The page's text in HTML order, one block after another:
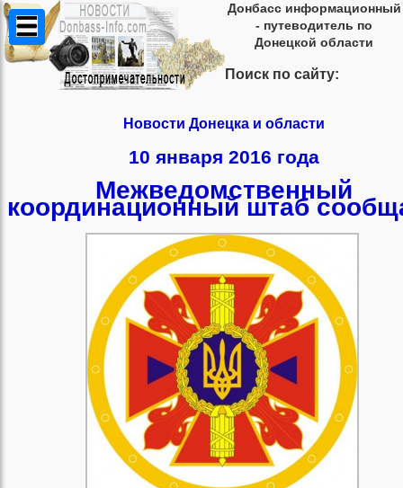
Донбасс информационный
- путеводитель по
Донецкой области
Поиск по сайту:
Новости Донецка и области
10 января 2016 года
Межведомственный
координационный штаб